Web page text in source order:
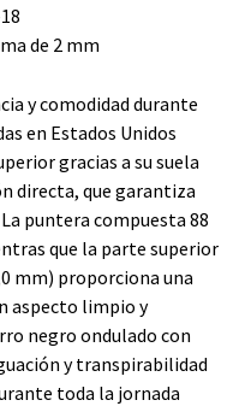
de 2 mm
y comodidad durante
en Estados Unidos
gracias a su suela
directa, que garantiza
puntera compuesta 88
que la parte superior
mm) proporciona una
aspecto limpio y
negro ondulado con
y transpirabilidad
toda la jornada